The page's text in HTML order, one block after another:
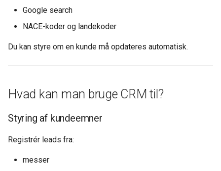
Google search
NACE-koder og landekoder
Du kan styre om en kunde må opdateres automatisk.
Hvad kan man bruge CRM til?
Styring af kundeemner
Registrér leads fra:
messer